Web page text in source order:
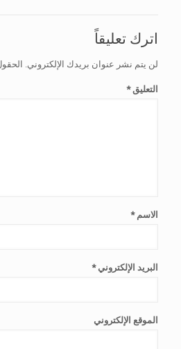
اترك تعليقاً
لن يتم نشر عنوان بريدك الإلكتروني.
التعليق*
الاسم*
البريد الإلكتروني*
الموقع الإلكتروني